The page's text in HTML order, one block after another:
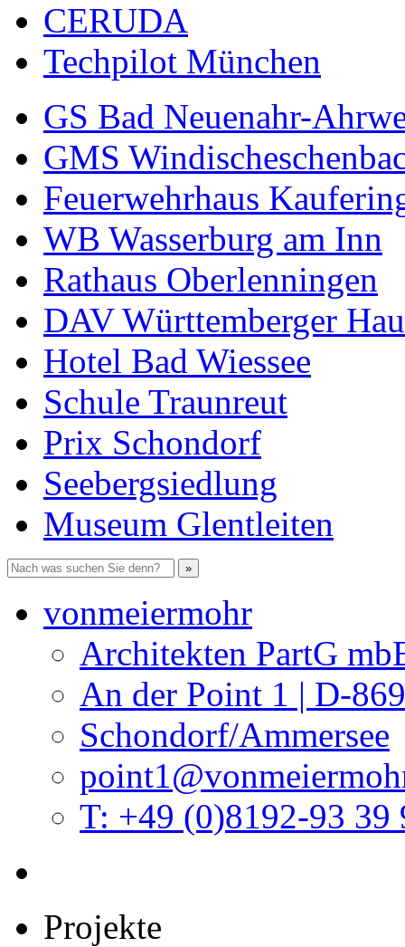
CERUDA
Techpilot München
GS Bad Neuenahr-
GMS
Feuerwehrhaus
WB Wasserburg am Inn
Rathaus Oberlenningen
DAV Württemberger
Hotel Bad Wiessee
Schule Traunreut
Prix Schondorf
Seebergsiedlung
Museum Glentleiten
vonmeiermohr
Architekten PartG
An der Point 1 | D-
Schondorf/Ammersee
T: +49 (0)8192-93 39
Projekte